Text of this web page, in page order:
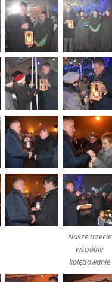
Nasze trzecie
wspólne
kolędowanie